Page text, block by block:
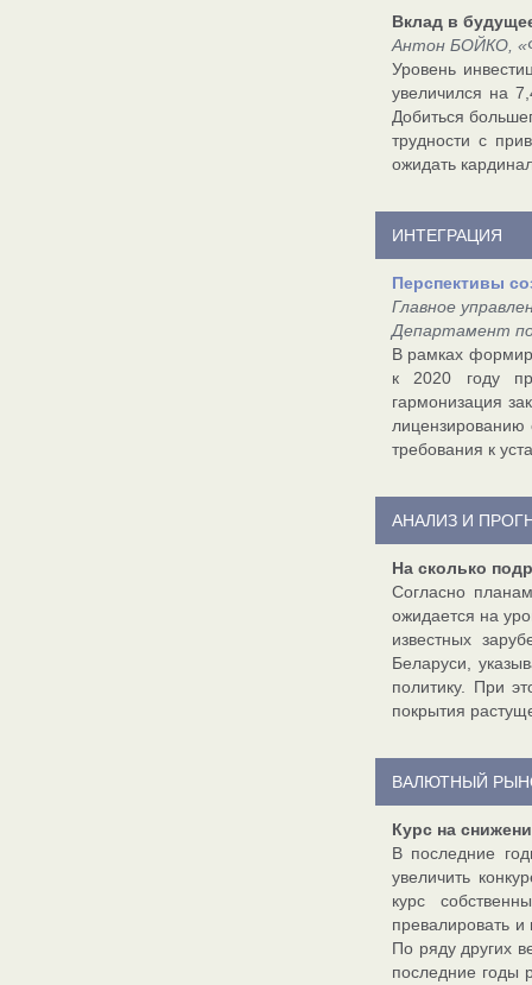
Вклад в
Антон БОЙКО,
Уровень
увеличился на
Добиться
трудности с
ожидать
ИНТЕГРАЦИЯ
Перспективы
Главное
Департамент
В рамках
к 2020 году
гармонизация
лицензированию
требования к
АНАЛИЗ И
На сколько
Согласно
ожидается на
известных
Беларуси,
политику. При
покрытия
ВАЛЮТНЫЙ
Курс на
В последние
увеличить
курс
превалировать
По ряду других
последние годы